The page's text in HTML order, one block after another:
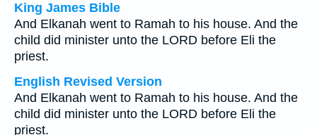
King James Bible
And Elkanah went to Ramah to his house. And the
child did minister unto the LORD before Eli the
priest.
English Revised Version
And Elkanah went to Ramah to his house. And the
child did minister unto the LORD before Eli the
priest.